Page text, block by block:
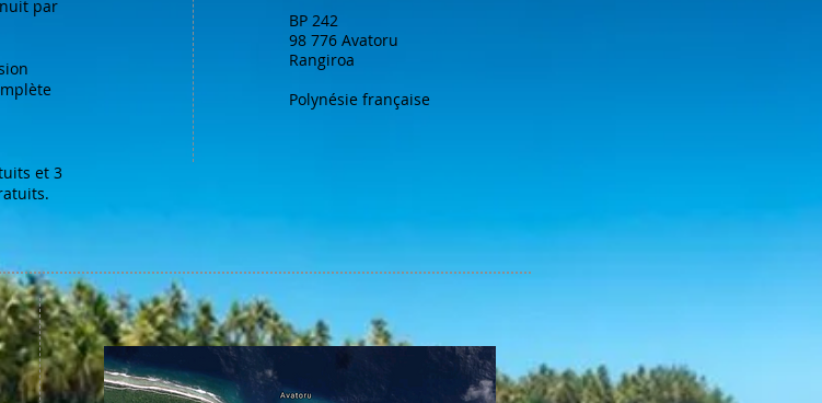
par
et 3
BP 242
98 776 Avatoru
Rangiroa
Polynésie française